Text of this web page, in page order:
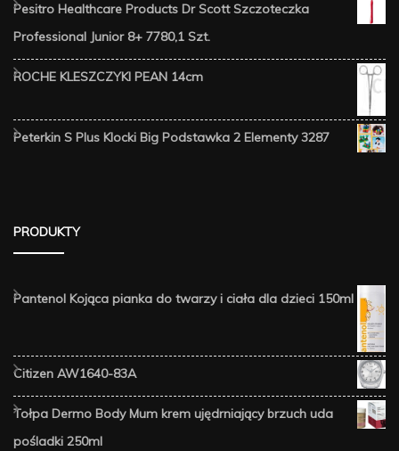
Pesitro Healthcare Products Dr Scott Szczoteczka
Professional Junior 8+ 7780,1 Szt.
ROCHE KLESZCZYKI PEAN 14cm
Peterkin S Plus Klocki Big Podstawka 2 Elementy 3287
PRODUKTY
Pantenol Kojąca pianka do twarzy i ciała dla dzieci 150ml
Citizen AW1640-83A
Tołpa Dermo Body Mum krem ujędrniający brzuch uda
pośladki 250ml